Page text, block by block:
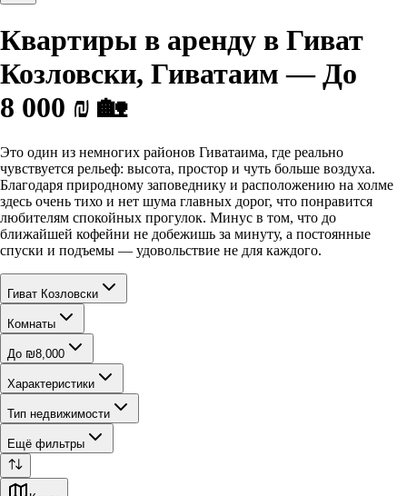
Квартиры в аренду в Гиват
Козловски, Гиватаим — До
8 000 ₪ 🏡
Это один из немногих районов Гиватаима, где реально
чувствуется рельеф: высота, простор и чуть больше воздуха.
Благодаря природному заповеднику и расположению на холме
здесь очень тихо и нет шума главных дорог, что понравится
любителям спокойных прогулок. Минус в том, что до
ближайшей кофейни не добежишь за минуту, а постоянные
спуски и подъемы — удовольствие не для каждого.
Гиват Козловски
Комнаты
До ₪8,000
Характеристики
Тип недвижимости
Ещё фильтры